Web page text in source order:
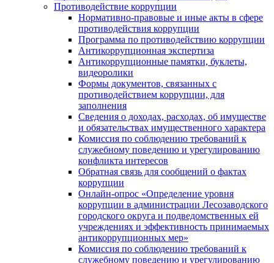
Противодействие коррупции
Нормативно-правовые и иные акты в сфере
противодействия коррупции
Программа по противодействию коррупции
Антикоррупционная экспертиза
Антикоррупционные памятки, буклеты,
видеоролики
Формы документов, связанных с
противодействием коррупции, для
заполнения
Сведения о доходах, расходах, об имуществе
и обязательствах имущественного характера
Комиссия по соблюдению требований к
служебному поведению и урегулированию
конфликта интересов
Обратная связь для сообщений о фактах
коррупции
Онлайн-опрос «Определение уровня
коррупции в администрации Лесозаводского
городского округа и подведомственных ей
учреждениях и эффективность принимаемых
антикоррупционных мер»
Комиссия по соблюдению требований к
служебному поведению и урегулированию